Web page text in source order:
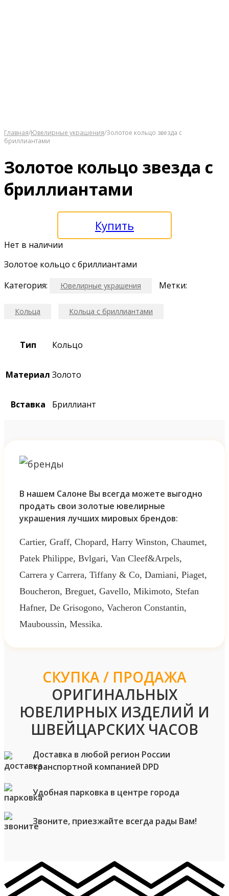
Главная/Ювелирные украшения/Золотое кольцо звезда с
бриллиантами
Золотое кольцо звезда с
бриллиантами
Купить
Нет в наличии
Золотое кольцо с бриллиантами
Категория:
Ювелирные украшения Метки:
Кольца Кольца с бриллиантами
Тип Кольцо
Материал Золото
Вставка Бриллиант
В нашем Салоне Вы всегда можете выгодно
продать свои золотые ювелирные
украшения лучших мировых брендов:
Cartier, Graff, Chopard, Harry Winston, Chaumet,
Patek Philippe, Bvlgari, Van Cleef&Arpels,
Carrera y Carrera, Tiffany & Co, Damiani, Piaget,
Boucheron, Breguet, Gavello, Mikimoto, Stefan
Hafner, De Grisogono, Vacheron Constantin,
Mauboussin, Messika.
СКУПКА / ПРОДАЖА
ОРИГИНАЛЬНЫХ
ЮВЕЛИРНЫХ ИЗДЕЛИЙ И
ШВЕЙЦАРСКИХ ЧАСОВ
Доставка в любой регион России
транспортной компанией DPD
Удобная парковка в центре города
Звоните, приезжайте всегда рады Вам!